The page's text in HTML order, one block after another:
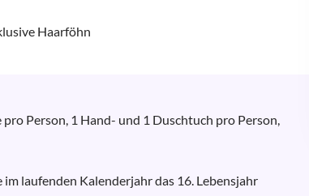
Haarföhn
Person, 1 Hand- und 1 Duschtuch pro Person,
laufenden Kalenderjahr das 16. Lebensjahr